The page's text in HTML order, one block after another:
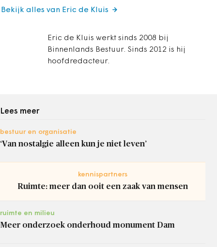
Eric de Kluis werkt sinds 2008 bij
Binnenlands Bestuur. Sinds 2012 is hij
hoofdredacteur.
Bekijk alles van Eric de Kluis
Lees meer
bestuur en organisatie
‘Van nostalgie alleen kun je niet leven’
kennispartners
Ruimte: meer dan ooit een zaak van mensen
ruimte en milieu
Meer onderzoek onderhoud monument Dam